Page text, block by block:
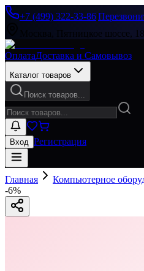
+7 (499) 322-33-86|
Москва, Пятницкое шоссе,
ОплатаДоставка и Самовывоз
Каталог товаров
Поиск товаров...
Вход Регистрация
Главная Компьютерное
-6%